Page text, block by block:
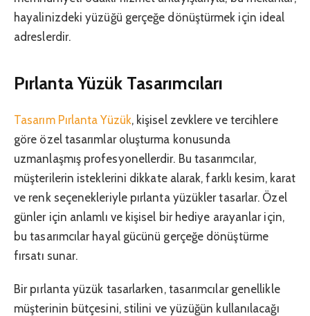
hayalinizdeki yüzüğü gerçeğe dönüştürmek için ideal
adreslerdir.
Pırlanta Yüzük Tasarımcıları
Tasarım Pırlanta Yüzük, kişisel zevklere ve tercihlere
göre özel tasarımlar oluşturma konusunda
uzmanlaşmış profesyonellerdir. Bu tasarımcılar,
müşterilerin isteklerini dikkate alarak, farklı kesim, karat
ve renk seçenekleriyle pırlanta yüzükler tasarlar. Özel
günler için anlamlı ve kişisel bir hediye arayanlar için,
bu tasarımcılar hayal gücünü gerçeğe dönüştürme
fırsatı sunar.
Bir pırlanta yüzük tasarlarken, tasarımcılar genellikle
müşterinin bütçesini, stilini ve yüzüğün kullanılacağı